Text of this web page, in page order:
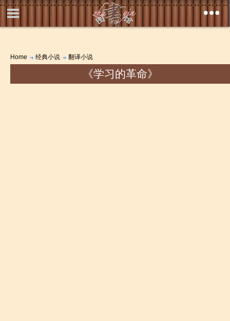
Home 经典小说 翻译小说
《学习的革命》